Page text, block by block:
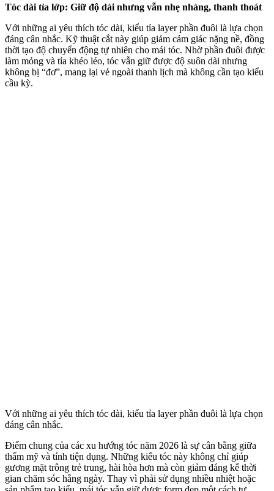
Tóc dài tỉa lớp: Giữ độ dài nhưng vẫn nhẹ nhàng, thanh thoát
Với những ai yêu thích tóc dài, kiểu tỉa layer phần đuôi là lựa chọn
đáng cân nhắc. Kỹ thuật cắt này giúp giảm cảm giác nặng nề, đồng
thời tạo độ chuyển động tự nhiên cho mái tóc. Nhờ phần đuôi được
làm mỏng và tỉa khéo léo, tóc vẫn giữ được độ suôn dài nhưng
không bị “đơ”, mang lại vẻ ngoài thanh lịch mà không cần tạo kiểu
cầu kỳ.
Với những ai yêu thích tóc dài, kiểu tỉa layer phần đuôi là lựa chọn
đáng cân nhắc.
Điểm chung của các xu hướng tóc năm 2026 là sự cân bằng giữa
thẩm mỹ và tính tiện dụng. Những kiểu tóc này không chỉ giúp
gương mặt trông trẻ trung, hài hòa hơn mà còn giảm đáng kể thời
gian chăm sóc hằng ngày. Thay vì phải sử dụng nhiều nhiệt hoặc